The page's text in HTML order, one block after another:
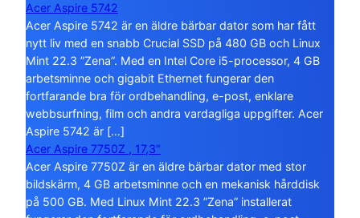
Acer Aspire 5742
Acer Aspire 5742 är en äldre bärbar dator som har fått
nytt liv med en snabb Crucial SSD på 480 GB och Linux
Mint 22.3 ”Zena”. Med en Intel Core i5-processor, 4 GB
arbetsminne och gigabit Ethernet fungerar den
fortfarande bra för ordbehandling, e-post, enklare
webbsurfning, film och andra vardagliga uppgifter. Acer
Aspire 5742 är […]
Acer Aspire 7750Z , 17,3″
Acer Aspire 7750Z är en äldre bärbar dator med stor
bildskärm, 4 GB arbetsminne och en mekanisk hårddisk
på 500 GB. Med Linux Mint 22.3 ”Zena” installerat